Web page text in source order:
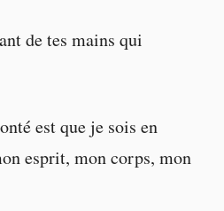
de tes mains qui
est que je sois en
esprit, mon corps, mon